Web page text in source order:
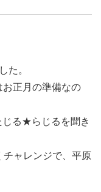
た。
正月の準備なの
る★らじるを聞き
チャレンジで、平原